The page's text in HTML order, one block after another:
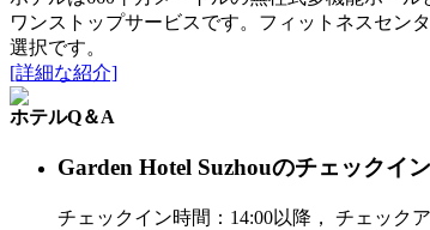
ワンストップサービスです。フィットネスセン
選択です。
[詳細な紹介]
ホテルQ＆A
Garden Hotel Suzhouのチェックイ
チェックイン時間：14:00以降， チェック